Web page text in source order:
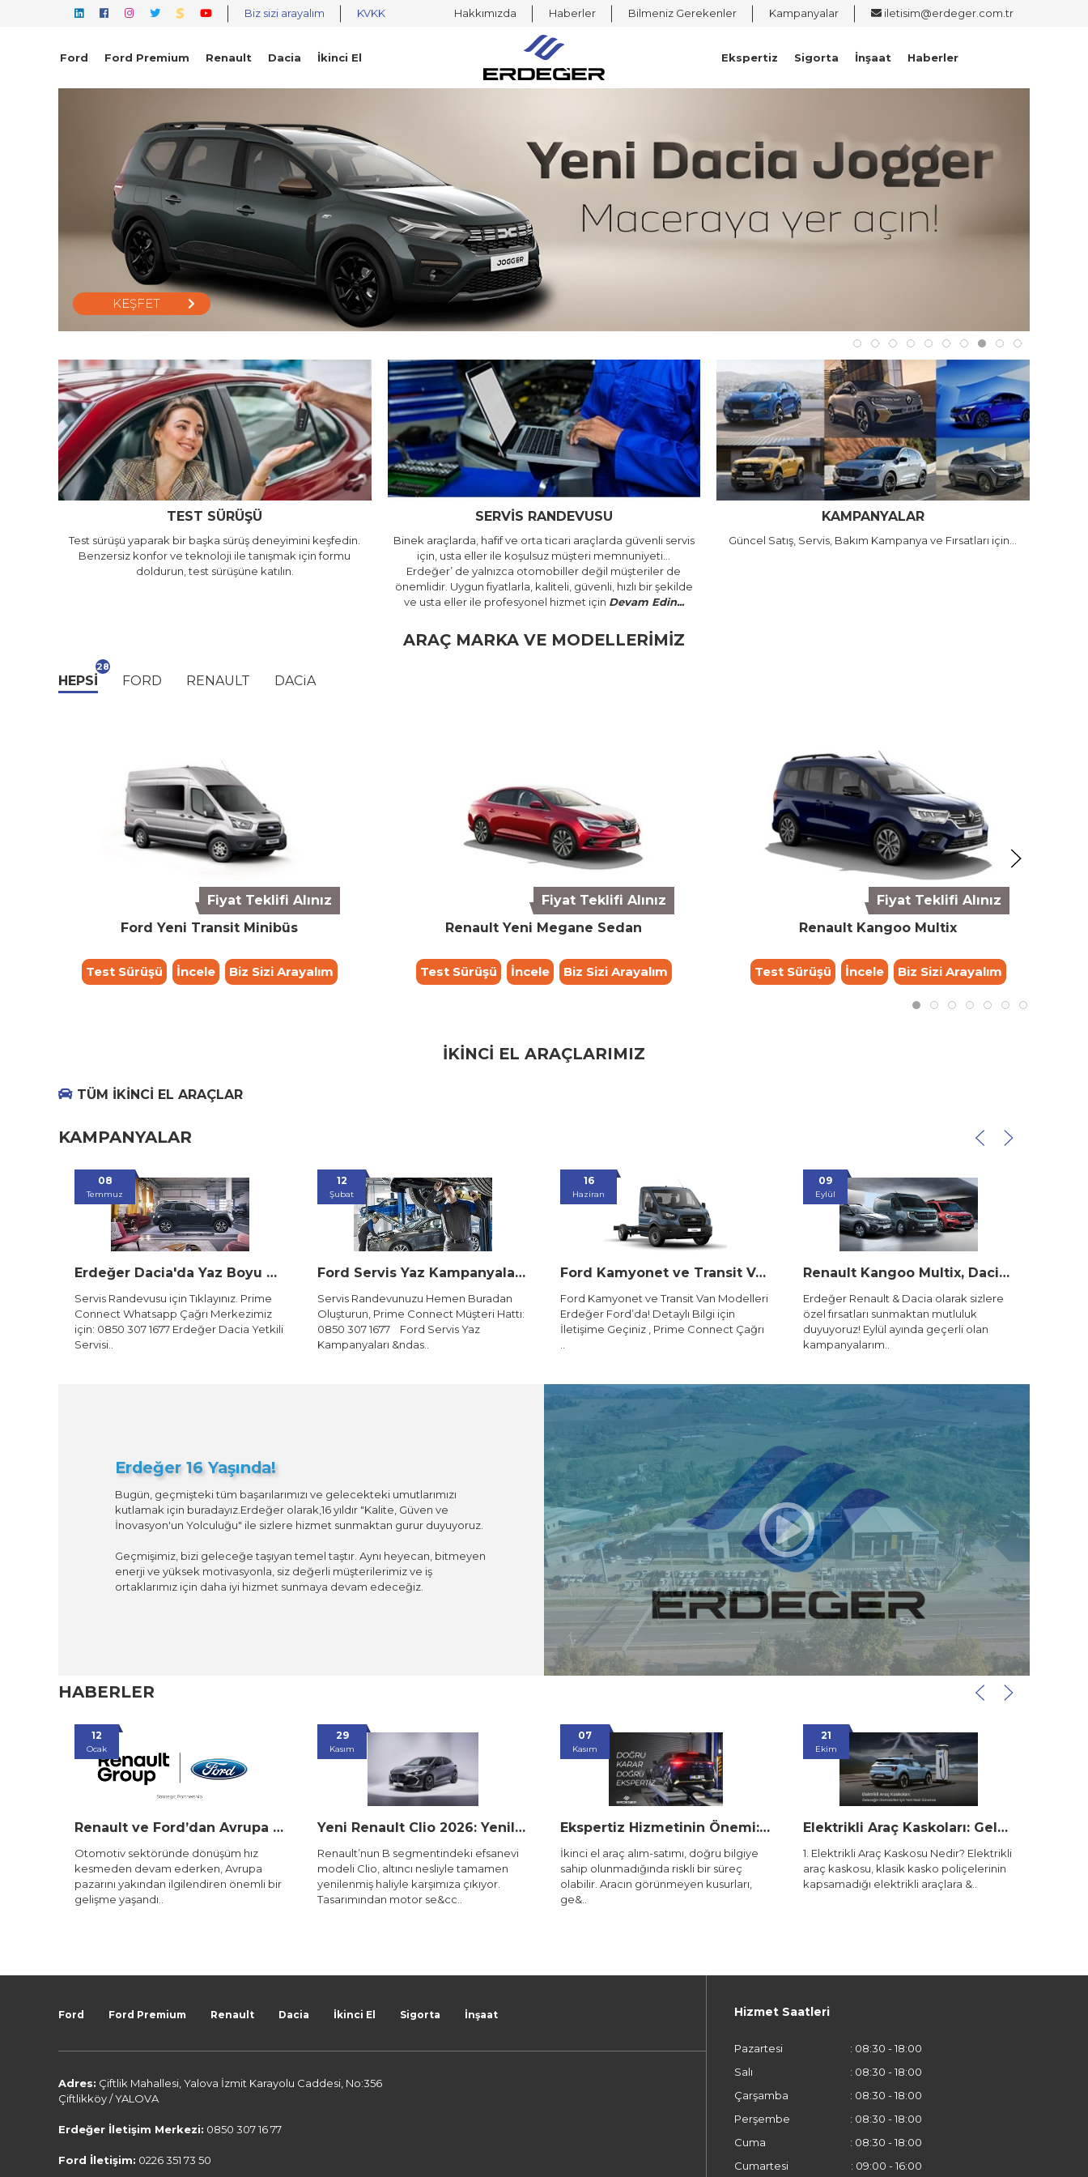
Biz sizi arayalım KVKK Hakkımızda Haberler Bilmeniz Gerekenler Kampanyalar iletisim@erdeger.com.tr
Ford Ford Premium Renault Dacia İkinci El Ekspertiz Sigorta İnşaat Haberler
KEŞFET
TEST SÜRÜŞÜ
Test sürüşü yaparak bir başka sürüş deneyimini keşfedin.
Benzersiz konfor ve teknoloji ile tanışmak için formu
doldurun, test sürüşüne katılın.
SERVİS RANDEVUSU
Binek araçlarda, hafif ve orta ticari araçlarda güvenli servis
için, usta eller ile koşulsuz müşteri memnuniyeti…
Erdeğer’ de yalnızca otomobiller değil müşteriler de
önemlidir. Uygun fiyatlarla, kaliteli, güvenli, hızlı bir şekilde
ve usta eller ile profesyonel hizmet için Devam Edin...
KAMPANYALAR
Güncel Satış, Servis, Bakım Kampanya ve Fırsatları için...
ARAÇ MARKA VE MODELLERİMİZ
HEPSİ
28
FORD RENAULT DACiA
Fiyat Teklifi Alınız
Ford Yeni Transit Minibüs
Test Sürüşü İncele Biz Sizi Arayalım
Fiyat Teklifi Alınız
Renault Yeni Megane Sedan
Test Sürüşü İncele Biz Sizi Arayalım
Fiyat Teklifi Alınız
Renault Kangoo Multix
Test Sürüşü İncele Biz Sizi Arayalım
İKİNCİ EL ARAÇLARIMIZ
TÜM İKİNCİ EL ARAÇLAR
KAMPANYALAR
12
Şubat
Ford Servis Yaz Kampanyaları – Erdeğer Ford Yetkili Servis
Servis Randevunuzu Hemen Buradan
Oluşturun, Prime Connect Müşteri Hattı:
0850 307 1677 Ford Servis Yaz
16
Haziran
Ford Kamyonet ve Transit Van Modelleri Erdeğer Ford’da!
Ford Kamyonet ve Transit Van Modelleri
Erdeğer Ford’da! Detaylı Bilgi için
İletişime Geçiniz , Prime Connect Çağrı
..
Eylül
Renault Kangoo Multix, Dacia Sandero Stepway ve Renault Master’da Büyük Kampanya
Erdeğer Renault & Dacia olarak sizlere
özel fırsatları sunmaktan mutluluk
duyuyoruz! Eylül ayında geçerli olan
28
Nisan
Renault’un sevilen modellerinde
muafiyeti avantajı Erdeğer
sizleri bekliyor! Duster, Megane
Erdeğer 16 Yaşında!
Bugün, geçmişteki tüm başarılarımızı ve gelecekteki umutlarımızı
kutlamak için buradayız.Erdeğer olarak,16 yıldır "Kalite, Güven ve
İnovasyon'un Yolculuğu" ile sizlere hizmet sunmaktan gurur duyuyoruz.
Geçmişimiz, bizi geleceğe taşıyan temel taştır. Aynı heyecan, bitmeyen
enerji ve yüksek motivasyonla, siz değerli müşterilerimiz ve iş
ortaklarımız için daha iyi hizmet sunmaya devam edeceğiz.
HABERLER
Renault ve Ford’dan Avrupa Pazarı İçin Stratejik Ortaklık
Avrupa
önemli bir
Yeni Renault Clio 2026: Yenilenen Tasarım, Hibrit Güç ve Gelişmiş Teknolojiyle Erdeğer Renault’da!
Renault’nun B segmentindeki efsanevi
modeli Clio, altıncı nesliyle tamamen
yenilenmiş haliyle karşımıza çıkıyor.
Tasarımından motor se&cc..
07
Ekspertiz Hizmetinin Önemi: Güvenli Araç Alımının Temel Taşı
İkinci el araç alım-satımı, doğru bilgiye
sahip olunmadığında riskli bir süreç
olabilir. Aracın görünmeyen kusurları,
ge&..
21
Ekim
Elektrikli Araç Kaskoları: Geleceğin Otomobilleri İçin Yeni Nesil Güvence
1. Elektrikli Araç Kaskosu Nedir? Elektrikli
araç kaskosu, klasik kasko poliçelerinin
kapsamadığı elektrikli araçlara &..
22
Eylül
Ford Erdeğer Yalova, 20
otomotiv dünyasının
unutulmaz bir etkinliğe ev
Ford Ford Premium Renault Dacia İkinci El Sigorta İnşaat
Adres: Çiftlik Mahallesi, Yalova İzmit Karayolu Caddesi, No:356
Çiftlikköy / YALOVA
Erdeğer İletişim Merkezi: 0850 307 16 77
Ford İletişim: 0226 351 73 50
Hizmet Saatleri
Pazartesi
: 08:30 - 18:00
Salı
: 08:30 - 18:00
Çarşamba
: 08:30 - 18:00
Perşembe
: 08:30 - 18:00
Cuma
: 08:30 - 18:00
Cumartesi
: 09:00 - 16:00